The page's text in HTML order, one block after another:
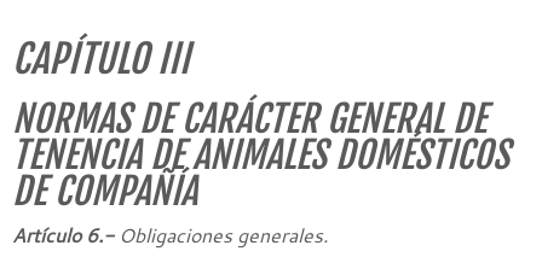
CAPÍTULO III
NORMAS DE CARÁCTER GENERAL DE
TENENCIA DE ANIMALES DOMÉSTICOS
DE COMPAÑÍA
Artículo 6.- Obligaciones generales.